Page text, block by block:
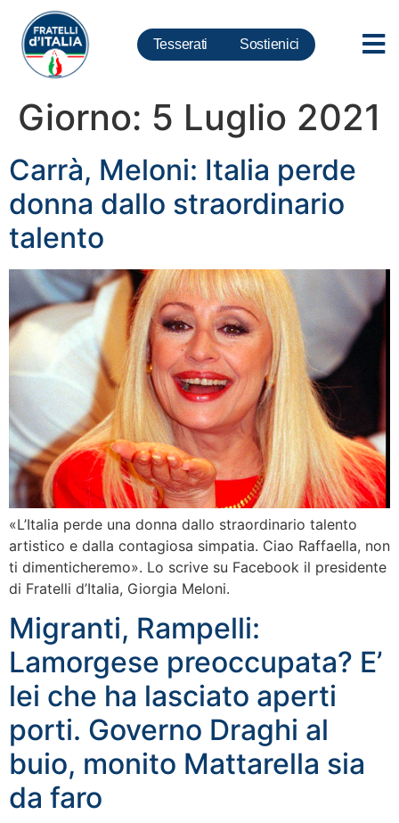
Tesserati Sostienici
Giorno: 5 Luglio 2021
Carrà, Meloni: Italia perde
donna dallo straordinario
talento
«L’Italia perde una donna dallo straordinario talento
artistico e dalla contagiosa simpatia. Ciao Raffaella, non
ti dimenticheremo». Lo scrive su Facebook il presidente
di Fratelli d’Italia, Giorgia Meloni.
Migranti, Rampelli:
Lamorgese preoccupata? E’
lei che ha lasciato aperti
porti. Governo Draghi al
buio, monito Mattarella sia
da faro